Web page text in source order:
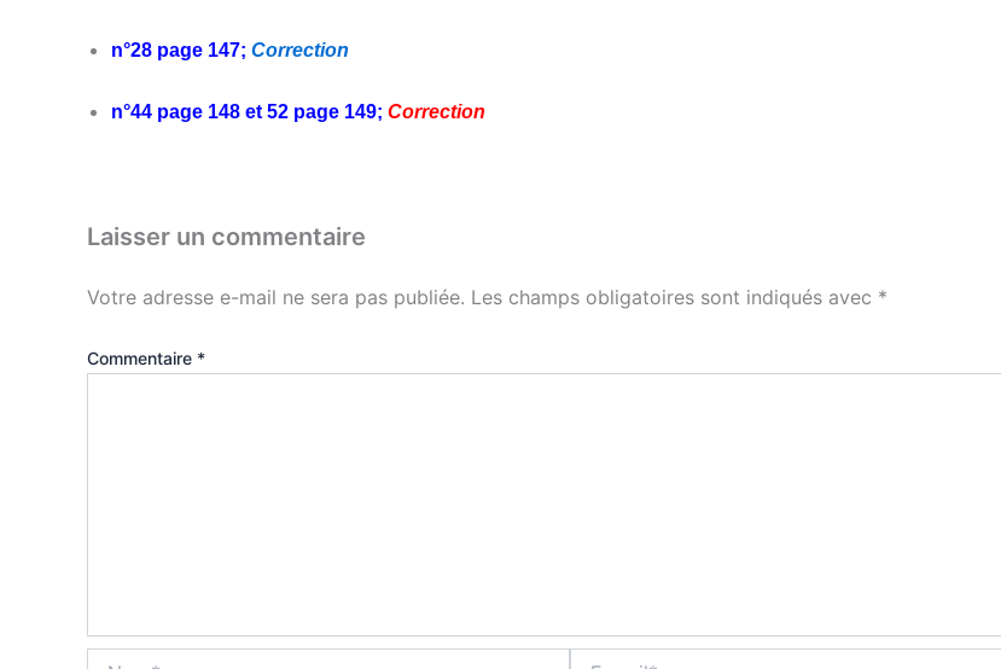
n°28 page 147; Correction
n°44 page 148 et 52 page 149; Correction
Laisser un commentaire
Votre adresse e-mail ne sera pas publiée. Les champs obligatoires sont indiqués avec *
Commentaire *